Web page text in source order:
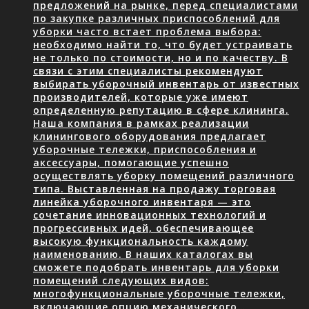
предложений на рынке, перед специалистами
по закупке различных приспособлений для
уборки часто встает проблема выбора:
необходимо найти то, что будет устраивать
не только по стоимости, но и по качеству. В
связи с этим специалисты рекомендуют
выбирать уборочный инвентарь от известных
производителей, которые уже имеют
определенную репутацию в сфере клининга.
Наша компания в рамках реализации
клинингового оборудования предлагает
уборочные тележки, приспособления и
аксессуары, помогающие успешно
осуществлять уборку помещений различного
типа. Выставленная на продажу торговая
линейка уборочного инвентаря — это
сочетание инновационных технологий и
прогрессивных идей, обеспечивающее
высокую функциональность каждому
наименованию. В наших каталогах вы
сможете подобрать инвентарь для уборки
помещений следующих видов:
многофункциональные уборочные тележки,